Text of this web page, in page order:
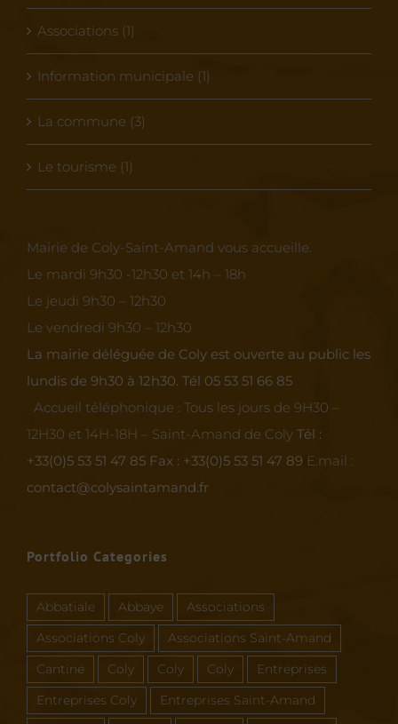
Associations (1)
Information municipale (1)
La commune (3)
Le tourisme (1)
Mairie de Coly-Saint-Amand vous accueille.
Le mardi 9h30 -12h30 et 14h – 18h
Le jeudi 9h30 – 12h30
Le vendredi 9h30 – 12h30
La mairie déléguée de Coly est ouverte au public les
lundis de 9h30 à 12h30. Tél 05 53 51 66 85
Accueil téléphonique : Tous les jours de 9H30 –
12H30 et 14H-18H – Saint-Amand de Coly Tél :
+33(0)5 53 51 47 85 Fax : +33(0)5 53 51 47 89 E.mail :
contact@colysaintamand.fr
Portfolio Categories
Abbatiale Abbaye Associations
Associations Coly Associations Saint-Amand
Cantine Coly Coly Coly Entreprises
Entreprises Coly Entreprises Saint-Amand